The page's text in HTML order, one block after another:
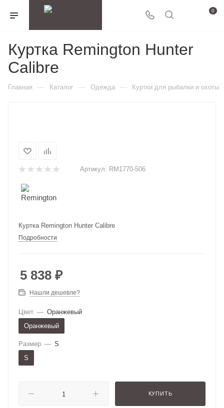
0
Куртка Remington Hunter
Calibre
Главная — Каталог — Одежда — Куртки для рыбалки и охоты
Артикул: RM1770-506
Куртка Remington Hunter Calibre
Подробности
5 838 ₽
Нашли дешевле?
Цвет — Оранжевый
Оранжевый
Размер — S
S
КУПИТЬ